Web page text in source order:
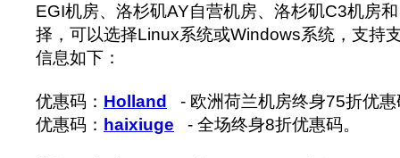
EGI机房、洛杉矶AY自营机房、洛杉矶C3机房
择，可以选择Linux系统或Windows系统，支持
信息如下：
优惠码： Holland
- 欧洲荷兰机房终身75折优惠
优惠码： haixiuge - 全场终身8折优惠码。